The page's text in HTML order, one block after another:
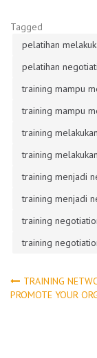
Tagged
pelatihan
pelatihan
training mampu
training mampu
training
training
training menjadi
training menjadi
training
training
Post
TRAINING
PROMOTE YOUR